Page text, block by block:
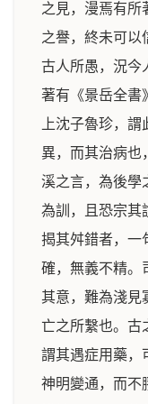
之見，漫焉有所
之譽，終未可以
古人所愚，況今
著有《景岳全書
上沈子魯珍，
異，而其治病也
溪之言，為後學
為訓，且恐宗其
揭其舛錯者，一
確，無義不精。
其意，難為淺見
亡之所繫也。古
謂其遇症用藥，
神明變通，而不